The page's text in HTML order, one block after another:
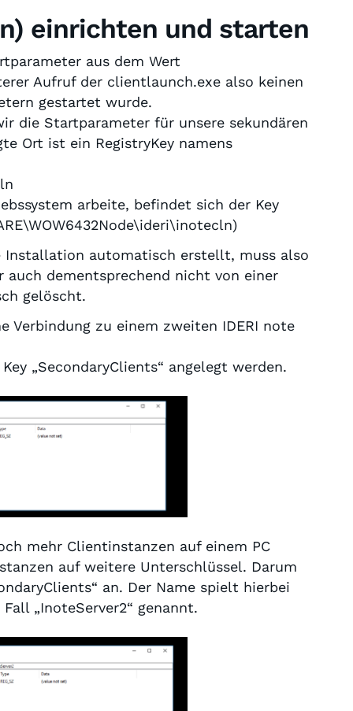
einrichten und starten
aus dem Wert
Aufruf der clientlaunch.exe also keinen
gestartet wurde.
die Startparameter für unsere sekundären
Ort ist ein RegistryKey namens
arbeite, befindet sich der Key
)
Installation automatisch erstellt, muss also
dementsprechend nicht von einer
gelöscht.
Verbindung zu einem zweiten IDERI note
„SecondaryClients“ angelegt werden.
mehr Clientinstanzen auf einem PC
auf weitere Unterschlüssel. Darum
an. Der Name spielt hierbei
„InoteServer2“ genannt.